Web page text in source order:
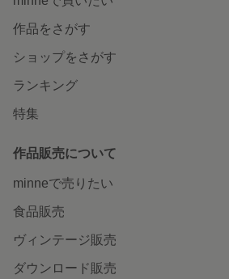
作品をさがす
ショップをさがす
ランキング
特集
作品販売について
minneで売りたい
食品販売
ヴィンテージ販売
ダウンロード販売